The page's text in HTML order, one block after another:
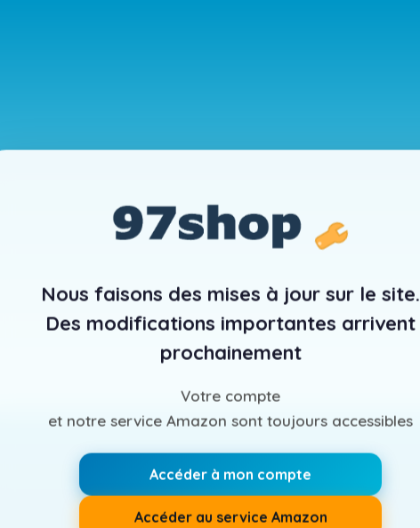
Nous faisons des mises à jour sur le site.
Des modifications importantes arrivent
prochainement
Votre compte
et notre service Amazon sont toujours accessibles
Accéder à mon compte
Accéder au service Amazon